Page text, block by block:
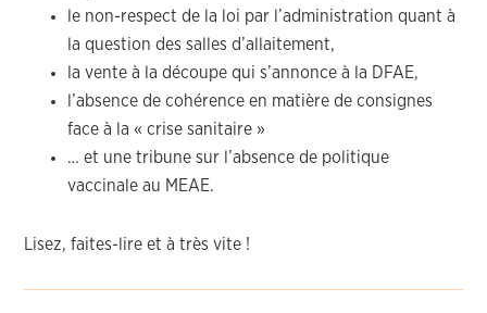
le non-respect de la loi par l’administration quant à
la question des salles d’allaitement,
la vente à la découpe qui s’annonce à la DFAE,
l’absence de cohérence en matière de consignes
face à la « crise sanitaire »
… et une tribune sur l’absence de politique
vaccinale au MEAE.
Lisez, faites-lire et à très vite !